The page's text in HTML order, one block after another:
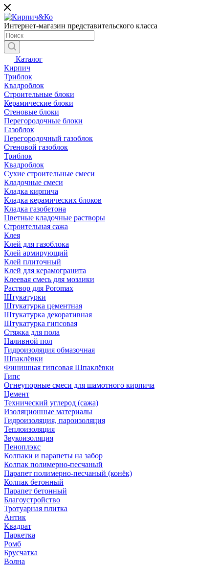
Интернет-магазин представительского класса
Каталог
Кирпич
Триблок
Квадроблок
Строительные блоки
Керамические блоки
Стеновые блоки
Перегородочные блоки
Газоблок
Перегородочный газоблок
Стеновой газоблок
Триблок
Квадроблок
Сухие строительные смеси
Кладочные смеси
Кладка кирпича
Кладка керамических блоков
Кладка газобетона
Цветные кладочные растворы
Строительная сажа
Клея
Клей для газоблока
Клей армирующий
Клей плиточный
Клей для керамогранита
Клеевая смесь для мозаики
Раствор для Poromax
Штукатурки
Штукатурка цементная
Штукатурка декоративная
Штукатурка гипсовая
Стяжка для пола
Наливной пол
Гидроизоляция обмазочная
Шпаклёвки
Финишная гипсовая Шпаклёвки
Гипс
Огнеупорные смеси для шамотного кирпича
Цемент
Технический углерод (сажа)
Изоляционные материалы
Гидроизоляция, пароизоляция
Теплоизоляция
Звукоизоляция
Пеноплэкс
Колпаки и парапеты на забор
Колпак полимерно-песчаный
Парапет полимерно-песчаный (конёк)
Колпак бетонный
Парапет бетонный
Благоустройство
Тротуарная плитка
Антик
Квадрат
Паркетка
Ромб
Брусчатка
Волна